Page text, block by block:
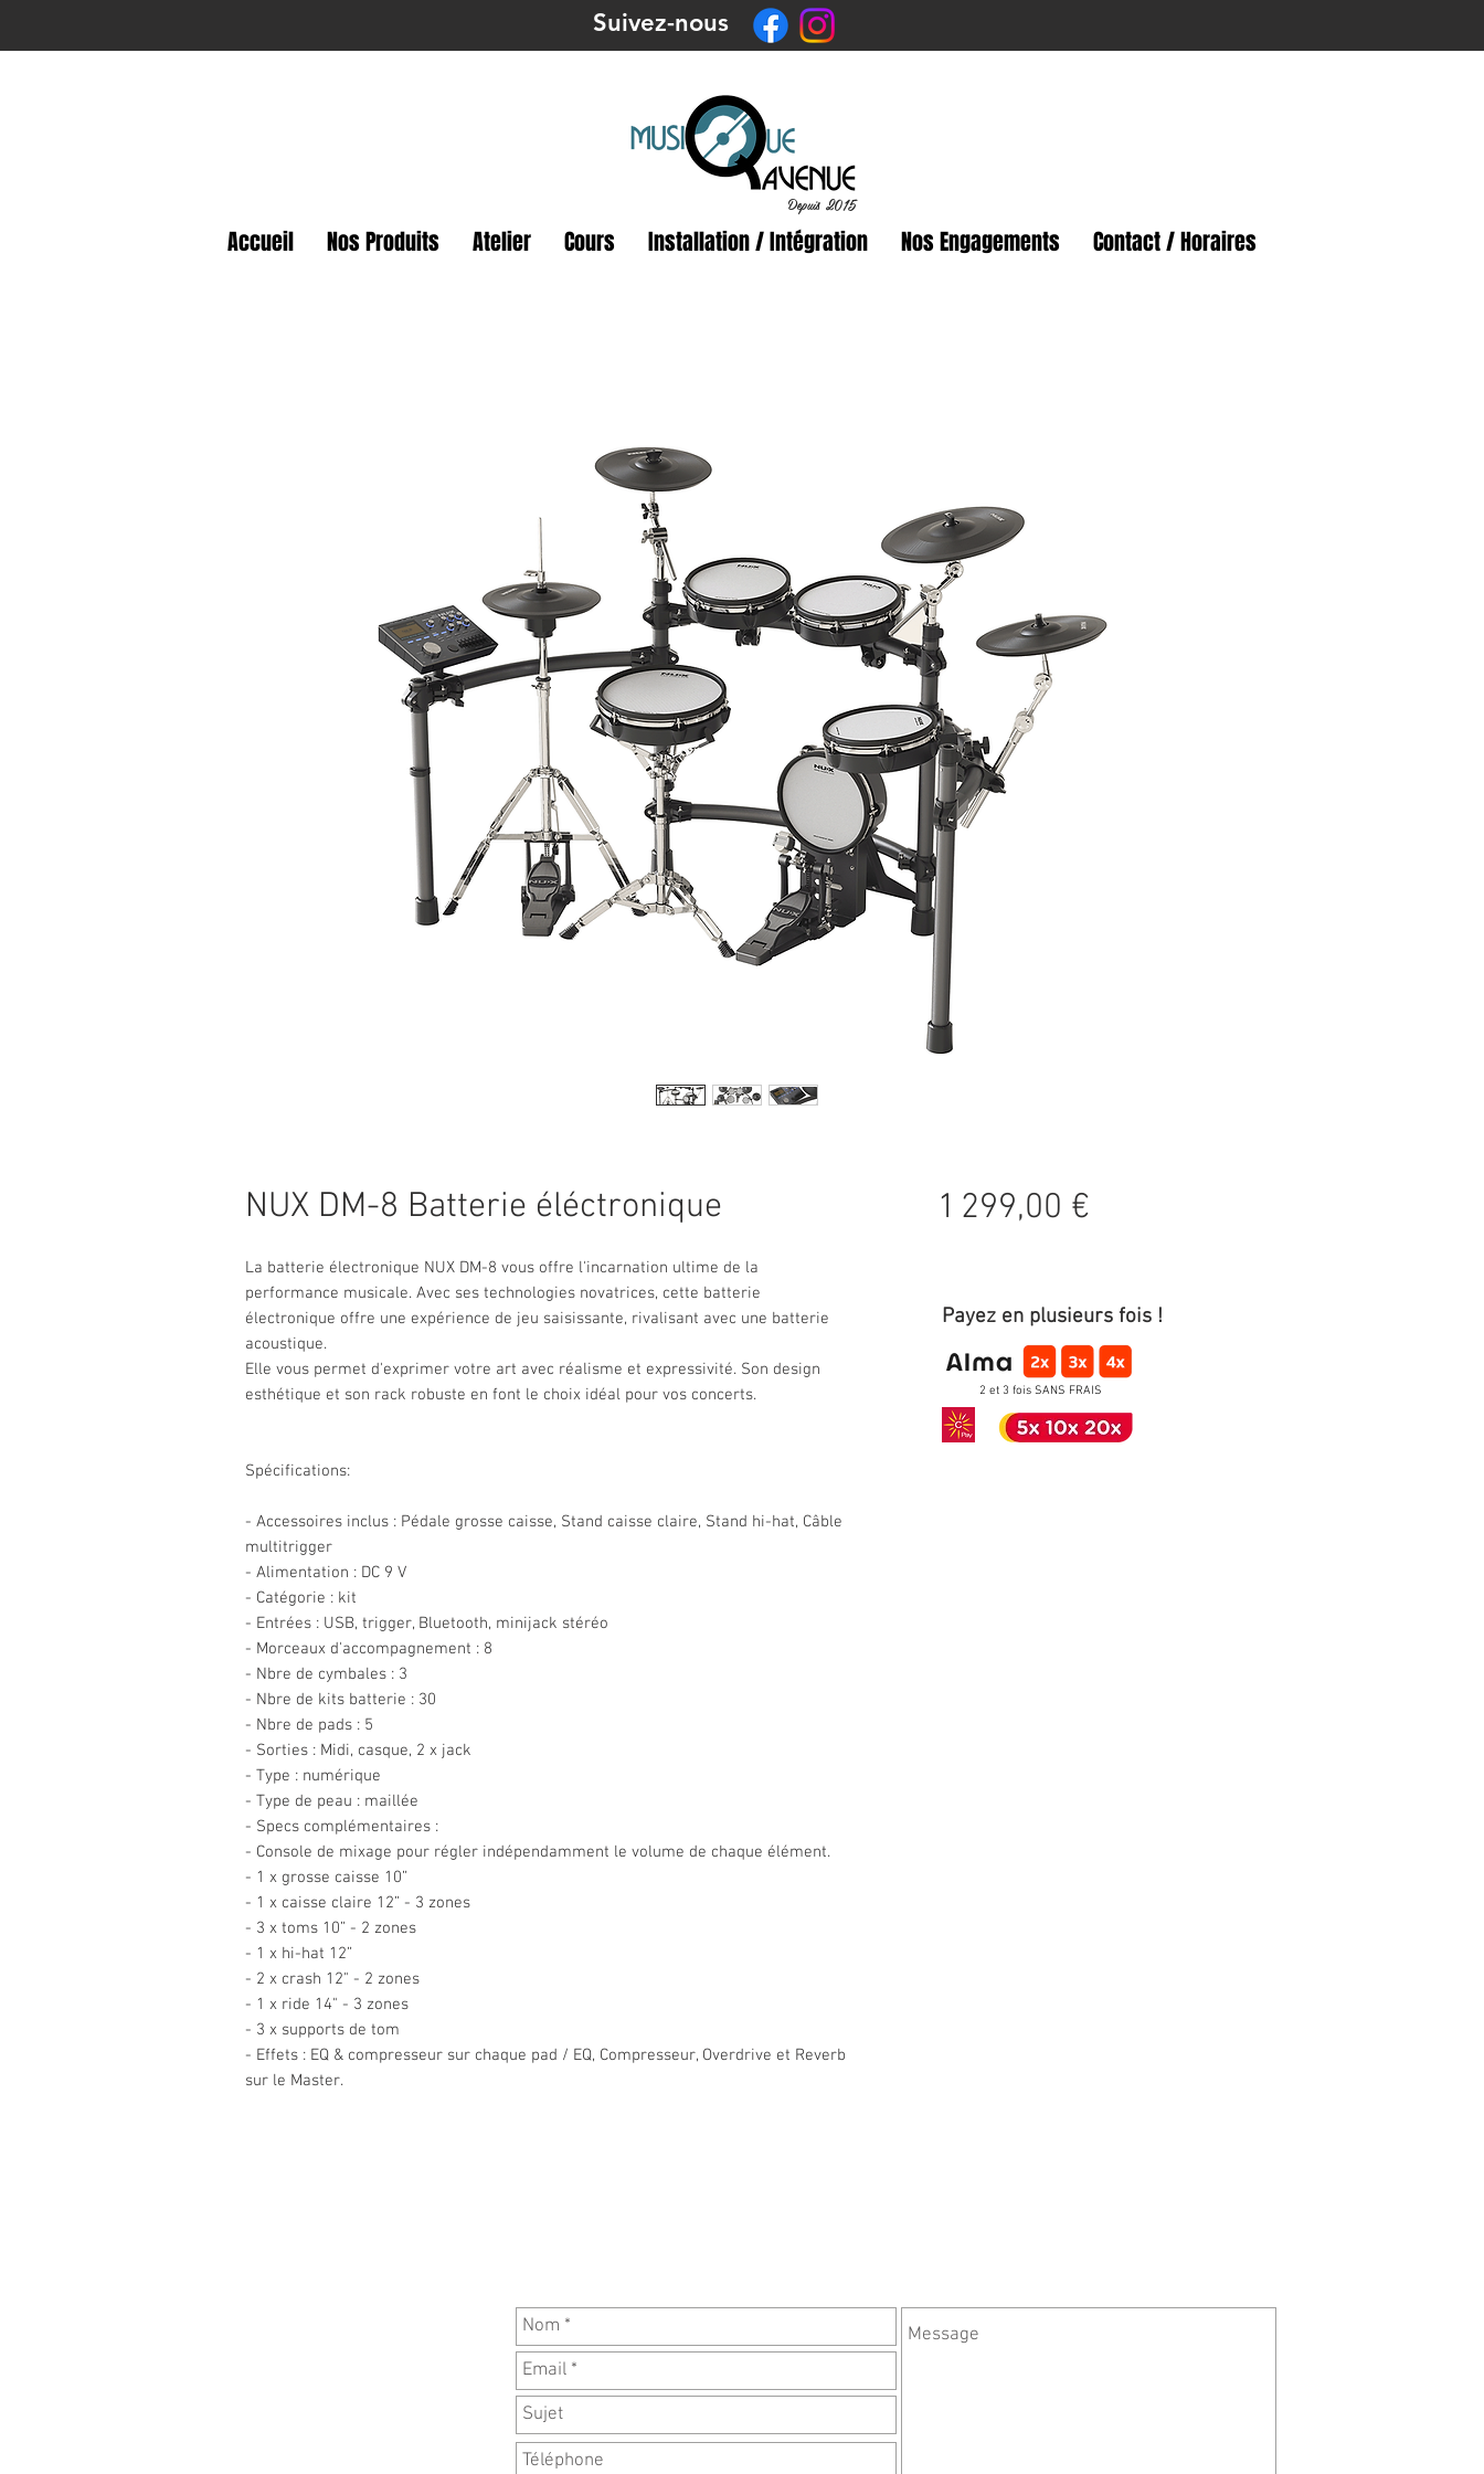
Suivez-nous
Depuis 2015
Accueil Nos Produits Atelier Cours Installation / Intégration Nos Engagements Contact / Horaires
NUX DM-8 Batterie éléctronique
La batterie électronique NUX DM-8 vous offre l'incarnation ultime de la
performance musicale. Avec ses technologies novatrices, cette batterie
électronique offre une expérience de jeu saisissante, rivalisant avec une batterie
acoustique.
Elle vous permet d'exprimer votre art avec réalisme et expressivité. Son design
esthétique et son rack robuste en font le choix idéal pour vos concerts.
Spécifications:
- Accessoires inclus : Pédale grosse caisse, Stand caisse claire, Stand hi-hat, Câble
multitrigger
- Alimentation : DC 9 V
- Catégorie : kit
- Entrées : USB, trigger, Bluetooth, minijack stéréo
- Morceaux d'accompagnement : 8
- Nbre de cymbales : 3
- Nbre de kits batterie : 30
- Nbre de pads : 5
- Sorties : Midi, casque, 2 x jack
- Type : numérique
- Type de peau : maillée
- Specs complémentaires :
- Console de mixage pour régler indépendamment le volume de chaque élément.
- 1 x grosse caisse 10”
- 1 x caisse claire 12” - 3 zones
- 3 x toms 10” - 2 zones
- 1 x hi-hat 12”
- 2 x crash 12" - 2 zones
- 1 x ride 14" - 3 zones
- 3 x supports de tom
- Effets : EQ & compresseur sur chaque pad / EQ, Compresseur, Overdrive et Reverb
sur le Master.
1 299,00 €Prix
Payez en plusieurs fois !
2 et 3 fois SANS FRAIS